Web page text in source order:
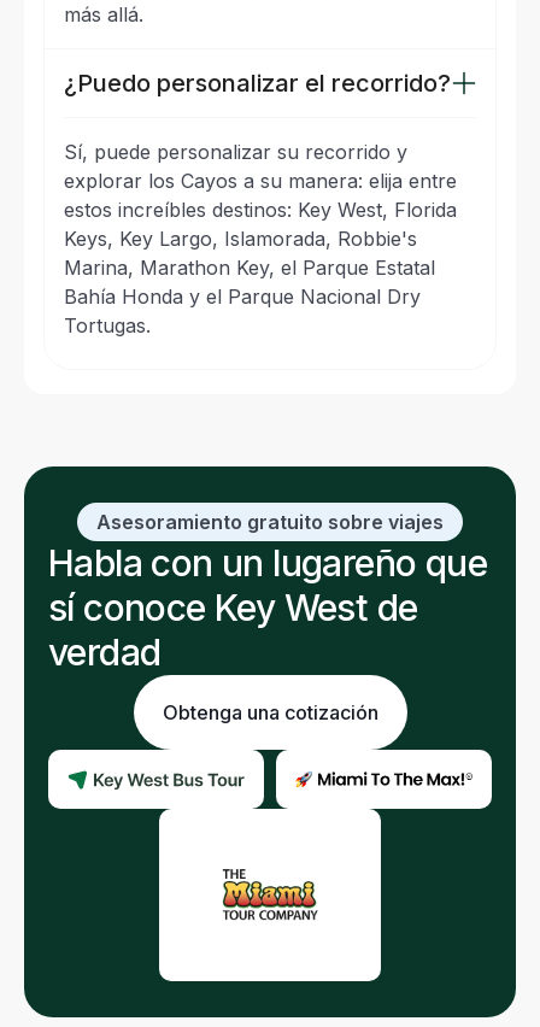
más allá.
¿Puedo personalizar el recorrido?
Sí, puede personalizar su recorrido y
explorar los Cayos a su manera: elija entre
estos increíbles destinos: Key West, Florida
Keys, Key Largo, Islamorada, Robbie's
Marina, Marathon Key, el Parque Estatal
Bahía Honda y el Parque Nacional Dry
Tortugas.
Asesoramiento gratuito sobre viajes
Habla con un lugareño que
sí conoce Key West de
verdad
Obtenga una cotización